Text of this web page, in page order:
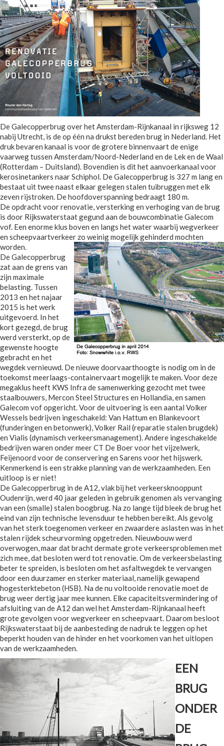
De Galecopperbrug over het Amsterdam-Rijnkanaal in rijksweg 12
nabij Utrecht, is de op één na drukst bereden brug in Nederland. Het
druk bevaren kanaal is voor de grotere binnenvaart de enige
vaarweg tussen Amsterdam/Noord-Nederland en de Lek en de Waal
(Rotterdam – Duitsland). Bovendien is dit het aanvoerkanaal voor
kerosinetankers naar Schiphol. De Galecopperbrug is 327 m lang en
bestaat uit twee naast elkaar gelegen stalen tuibruggen met elk
zeven rijstroken. De hoofdoverspanning bedraagt 180 m.
De opdracht voor renovatie, versterking en verhoging van de brug
is door Rijkswaterstaat gegund aan de bouwcombinatie Galecom
vof. Een enorme klus boven en langs het water waarbij wegverkeer
en scheepvaartverkeer zo weinig mogelijk gehinderd mochten
worden.
De Galecopperbrug
zat aan de grens van
zijn maximale
belasting. Tussen
2013 en het najaar
2015 is het werk
uitgevoerd. In het
kort gezegd, de brug
werd versterkt, op de
gewenste hoogte
gebracht en het
wegdek vernieuwd. De nieuwe doorvaarthoogte is nodig om in de
toekomst meerlaags-containervaart mogelijk te maken. Voor deze
megaklus heeft KWS Infra de samenwerking gezocht met twee
staalbouwers, Mercon Steel Structures en Hollandia, en samen
Galecom vof opgericht. Voor de uitvoering is een aantal Volker
Wessels bedrijven ingeschakeld: Van Hattum en Blankevoort
(funderingen en betonwerk), Volker Rail (reparatie stalen brugdek)
en Vialis (dynamisch verkeersmanagement). Andere ingeschakelde
bedrijven waren onder meer CT De Boer voor het vijzelwerk,
Feijenoord voor de conservering en Sarens voor het hijswerk.
Kenmerkend is een strakke planning van de werkzaamheden. Een
uitloop is er niet!
De Galecopperbrug in de A12, vlak bij het verkeersknooppunt
Oudenrijn, werd 40 jaar geleden in gebruik genomen als vervanging
van een (smalle) stalen boogbrug. Na zo lange tijd bleek de brug het
eind van zijn technische levensduur te hebben bereikt. Als gevolg
van het sterk toegenomen verkeer en zwaardere aslasten was in het
stalen rijdek scheurvorming opgetreden. Nieuwbouw werd
overwogen, maar dat bracht dermate grote verkeersproblemen met
zich mee, dat besloten werd tot renovatie. Om de verkeersbelasting
beter te spreiden, is besloten om het asfaltwegdek te vervangen
door een duurzamer en sterker materiaal, namelijk gewapend
hogesterktebeton (HSB). Na de nu voltooide renovatie moet de
brug weer dertig jaar mee kunnen. Elke capaciteitsvermindering of
afsluiting van de A12 dan wel het Amsterdam-Rijnkanaal heeft
grote gevolgen voor wegverkeer en scheepvaart. Daarom besloot
Rijkswaterstaat bij de aanbesteding de nadruk te leggen op het
beperkt houden van de hinder en het voorkomen van het uitlopen
van de werkzaamheden.
EEN
BRUG
ONDER
DE